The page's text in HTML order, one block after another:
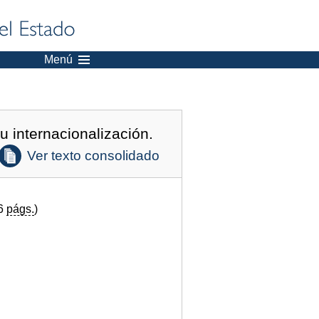
Menú
internacionalización.
Ver texto consolidado
págs.)